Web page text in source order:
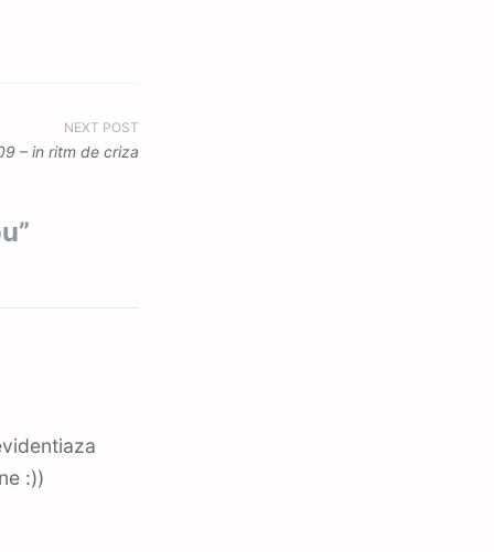
NEXT POST
– in ritm de criza
”
:))